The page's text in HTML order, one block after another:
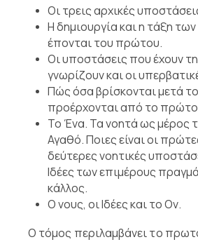
Οι τρεις αρχικές
Η δημιουργία και η τάξη
έπονται του πρώτου.
Οι υποστάσεις που έχουν
γνωρίζουν και οι
Πώς όσα βρίσκονται μετά
προέρχονται από το
Το Ένα. Τα νοητά ως μέρος
Αγαθό. Ποιες είναι οι
δεύτερες νοητικές
Ιδέες των επιμέρους
κάλλος.
Ο νους, οι Ιδέες και το Ον.
Ο τόμος περιλαμβάνει το